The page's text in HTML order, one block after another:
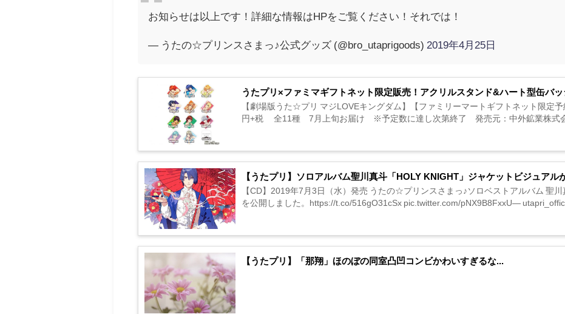
お知らせは以上です！詳細な情報はHPをご覧ください！それでは！
— うたの☆プリンスさまっ♪公式グッズ (@bro_utaprigoods) 2019年4月25日
うたプリ×ファミマギフトネット限定販売！アクリルスタンド&ハート型缶バ
【劇場版うた☆プリ マジLOVEキングダム】【ファミリーマートギフトネット限
円+税 全11種 7月上旬お届け ※予定数に達し次第終了 発売元：中外鉱業株式会
【うたプリ】ソロアルバム聖川真斗「HOLY KNIGHT」ジャケットビジュアル
【CD】2019年7月3日（水）発売 うたの☆プリンスさまっ♪ソロベストアルバム 聖
を公開しました。https://t.co/516gO31cSx pic.twitter.com/pNX9B8FxxU—
【うたプリ】「那翔」ほのぼの同室凸凹コンビかわいすぎるな...